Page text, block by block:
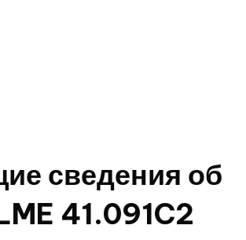
сведения об
41.091C2